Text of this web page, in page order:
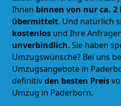
Ihnen binnen von nur ca.
übermittelt. Und natürlich
kostenlos und Ihre
unverbindlich. Sie haben
Umzugswünsche? Bei uns
Umzugsangebote in
definitivden besten Preis
Umzug in Paderborn.